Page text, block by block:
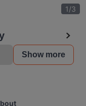
1/3
Show more